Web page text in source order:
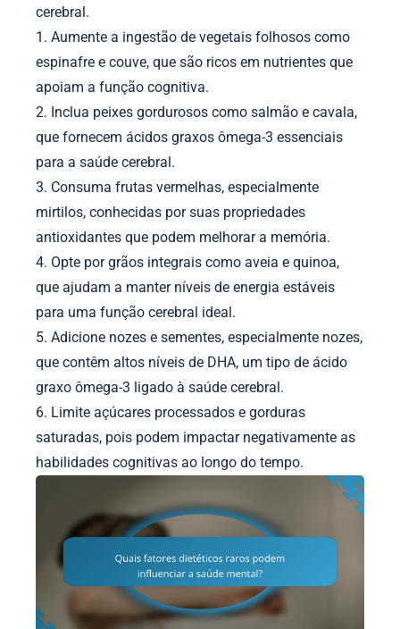
cerebral.
1. Aumente a ingestão de vegetais folhosos como
espinafre e couve, que são ricos em nutrientes que
apoiam a função cognitiva.
2. Inclua peixes gordurosos como salmão e cavala,
que fornecem ácidos graxos ômega-3 essenciais
para a saúde cerebral.
3. Consuma frutas vermelhas, especialmente
mirtilos, conhecidas por suas propriedades
antioxidantes que podem melhorar a memória.
4. Opte por grãos integrais como aveia e quinoa,
que ajudam a manter níveis de energia estáveis
para uma função cerebral ideal.
5. Adicione nozes e sementes, especialmente nozes,
que contêm altos níveis de DHA, um tipo de ácido
graxo ômega-3 ligado à saúde cerebral.
6. Limite açúcares processados e gorduras
saturadas, pois podem impactar negativamente as
habilidades cognitivas ao longo do tempo.